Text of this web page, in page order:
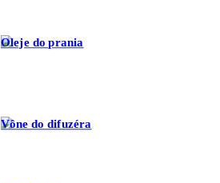
Oleje do prania
Vône do difuzéra